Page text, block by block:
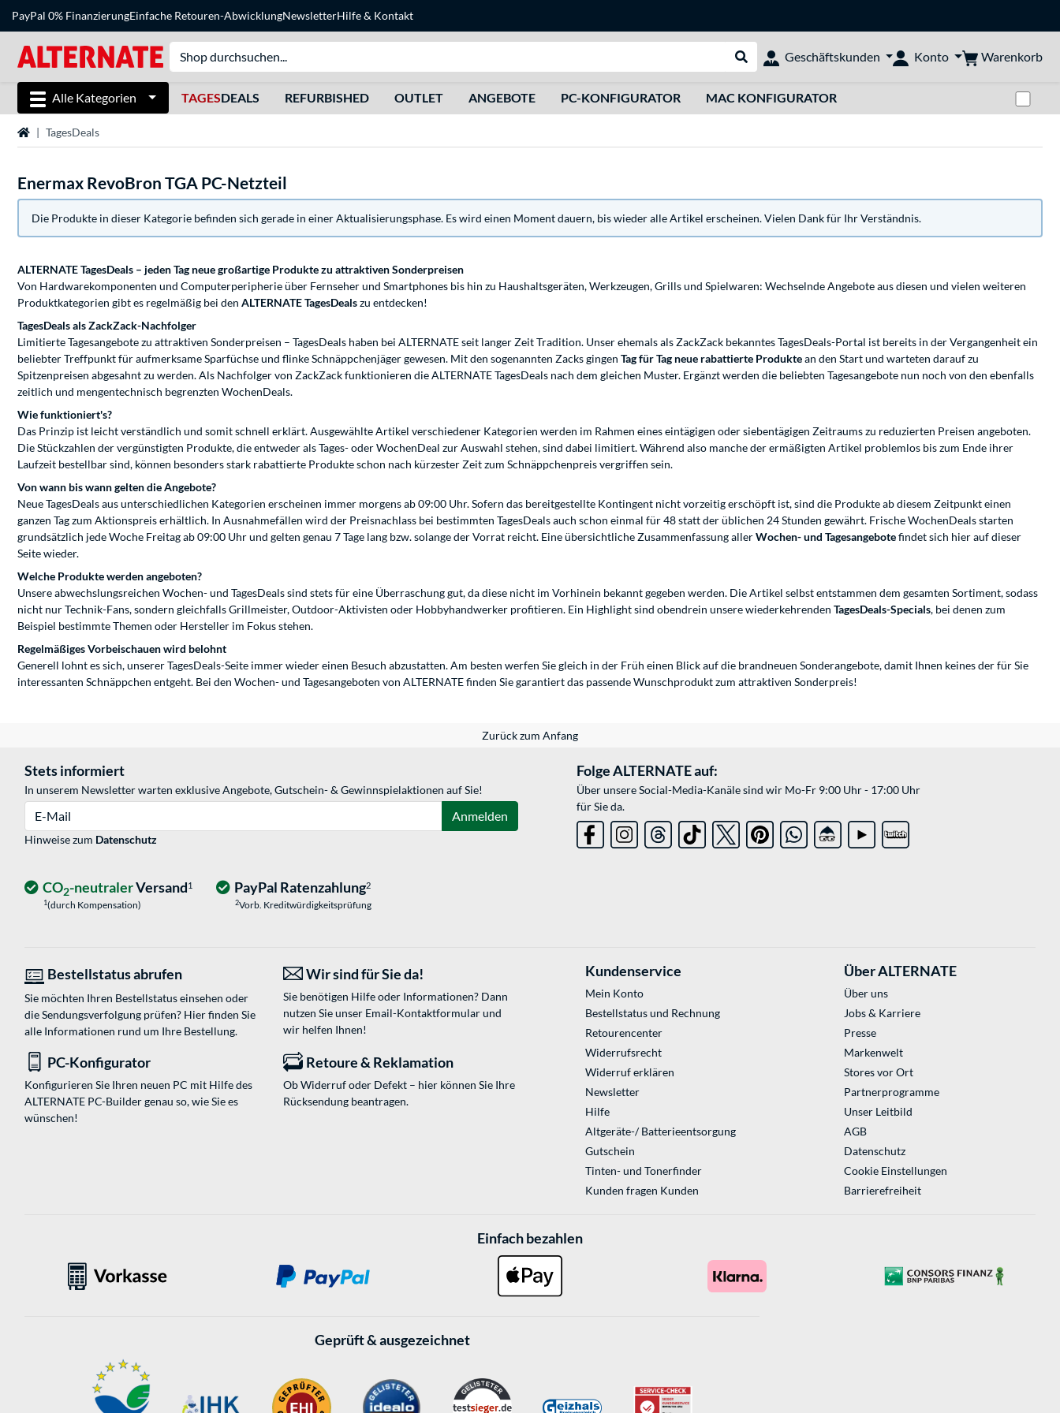
PayPal 0% FinanzierungEinfache Retouren-AbwicklungNewsletterHilfe& Kontakt
Suche durchführen
Geschäftskunden Konto Warenkorb
Alle Kategorien TAGESDEALS REFURBISHED OUTLET ANGEBOTE PC-KONFIGURATOR MAC KONFIGURATOR
StartseiteTagesDeals
Enermax RevoBron TGA PC-Netzteil
Die Produkte in dieser Kategorie befinden sich gerade in einer Aktualisierungsphase. Es wird einen Moment dauern, bis wieder alle Artikel erscheinen. Vielen Dank für Ihr Verständnis.
ALTERNATE TagesDeals – jeden Tag neue großartige Produkte zu attraktiven Sonderpreisen
Von Hardwarekomponenten und Computerperipherie über Fernseher und Smartphones bis hin zu Haushaltsgeräten, Werkzeugen, Grills und Spielwaren: Wechselnde Angebote aus diesen und vielen weiteren
Produktkategorien gibt es regelmäßig bei den ALTERNATE TagesDealszu entdecken!
TagesDeals als ZackZack-Nachfolger
Limitierte Tagesangebote zu attraktiven Sonderpreisen – TagesDeals haben bei ALTERNATE seit langer Zeit Tradition. Unser ehemals als ZackZack bekanntes TagesDeals-Portal ist bereits in der Vergangenheit ein
beliebter Treffpunkt für aufmerksame Sparfüchse und flinke Schnäppchenjäger gewesen. Mit den sogenannten Zacks gingen Tag für Tag neue rabattierte Produktean den Start und warteten darauf zu
Spitzenpreisen abgesahnt zu werden. Als Nachfolger von ZackZack funktionieren die ALTERNATE TagesDeals nach dem gleichen Muster. Ergänzt werden die beliebten Tagesangebote nun noch von den ebenfalls
zeitlich und mengentechnisch begrenzten WochenDeals.
Wie funktioniert's?
Das Prinzip ist leicht verständlich und somit schnell erklärt. Ausgewählte Artikel verschiedener Kategorien werden im Rahmen eines eintägigen oder siebentägigen Zeitraums zu reduzierten Preisen angeboten.
Die Stückzahlen der vergünstigten Produkte, die entweder als Tages- oder WochenDeal zur Auswahl stehen, sind dabei limitiert. Während also manche der ermäßigten Artikel problemlos bis zum Ende ihrer
Laufzeit bestellbar sind, können besonders stark rabattierte Produkte schon nach kürzester Zeit zum Schnäppchenpreis vergriffen sein.
Von wann bis wann gelten die Angebote?
Neue TagesDeals aus unterschiedlichen Kategorien erscheinen immer morgens ab 09:00 Uhr. Sofern das bereitgestellte Kontingent nicht vorzeitig erschöpft ist, sind die Produkte ab diesem Zeitpunkt einen
ganzen Tag zum Aktionspreis erhältlich. In Ausnahmefällen wird der Preisnachlass bei bestimmten TagesDeals auch schon einmal für 48 statt der üblichen 24 Stunden gewährt. Frische WochenDeals starten
grundsätzlich jede Woche Freitag ab 09:00 Uhr und gelten genau 7 Tage lang bzw. solange der Vorrat reicht. Eine übersichtliche Zusammenfassung allerWochen- und Tagesangebotefindet sich hier auf dieser
Seite wieder.
Welche Produkte werden angeboten?
Unsere abwechslungsreichen Wochen- und TagesDeals sind stets für eine Überraschung gut, da diese nicht im Vorhinein bekannt gegeben werden. Die Artikel selbst entstammen dem gesamten Sortiment, sodass
nicht nur Technik-Fans, sondern gleichfalls Grillmeister, Outdoor-Aktivisten oder Hobbyhandwerker profitieren. Ein Highlight sind obendrein unsere wiederkehrenden TagesDeals-Specials, bei denen zum
Beispiel bestimmte Themen oder Hersteller im Fokus stehen.
Regelmäßiges Vorbeischauen wird belohnt
Generell lohnt es sich, unserer TagesDeals-Seite immer wieder einen Besuch abzustatten. Am besten werfen Sie gleich in der Früh einen Blick auf die brandneuen Sonderangebote, damit Ihnen keines der für Sie
interessanten Schnäppchen entgeht. Bei den Wochen- und Tagesangeboten von ALTERNATE finden Sie garantiert das passende Wunschprodukt zum attraktiven Sonderpreis!
Zurück zum Anfang
Stets informiert
In unserem Newsletter warten exklusive Angebote, Gutschein- & Gewinnspielaktionen auf Sie!
Anmelden
Hinweise zum Datenschutz
Folge ALTERNATE auf:
Über unsere Social-Media-Kanäle sind wir Mo-Fr 9:00 Uhr - 17:00 Uhr
für Sie da.
CO2-neutralerVersand1
1(durch Kompensation)
PayPal Ratenzahlung2
2Vorb. Kreditwürdigkeitsprüfung
Bestellstatus abrufen
Sie möchten Ihren Bestellstatus einsehen oder
die Sendungsverfolgung prüfen? Hier finden Sie
alle Informationen rund um Ihre Bestellung.
Wir sind für Sie da!
Sie benötigen Hilfe oder Informationen? Dann
nutzen Sie unser Email-Kontaktformularund
wir helfen Ihnen!
PC-Konfigurator
Konfigurieren Sie Ihren neuen PC mit Hilfe des
ALTERNATE PC-Builder genau so, wie Sie es
wünschen!
Retoure & Reklamation
Ob Widerruf oder Defekt – hier können Sie Ihre
Rücksendung beantragen.
Kundenservice
Mein Konto
Bestellstatus und Rechnung
Retourencenter
Widerrufsrecht
Widerruf erklären
Newsletter
Hilfe
Altgeräte-/ Batterieentsorgung
Gutschein
Tinten- und Tonerfinder
Kunden fragen Kunden
Über ALTERNATE
Über uns
Jobs & Karriere
Presse
Markenwelt
Stores vor Ort
Partnerprogramme
Unser Leitbild
AGB
Datenschutz
Cookie Einstellungen
Barrierefreiheit
Einfach bezahlen
Geprüft & ausgezeichnet